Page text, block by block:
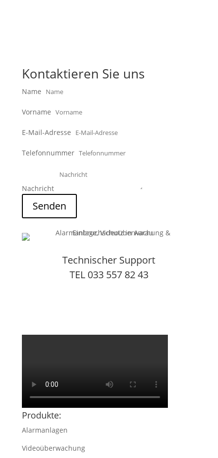
Kontaktieren Sie uns
Name
Vorname
E-Mail-Adresse
Telefonnummer
Nachricht
Senden
Technischer Support
TEL 033 557 82 43
Produkte:
Alarmanlagen
Videoüberwachung